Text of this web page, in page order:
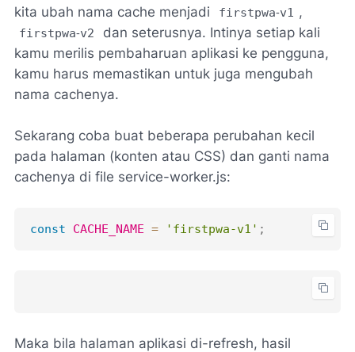
kita ubah nama cache menjadi
firstpwa-v1 ,
firstpwa-v2
dan seterusnya. Intinya setiap kali
kamu merilis pembaharuan aplikasi ke pengguna,
kamu harus memastikan untuk juga mengubah
nama cachenya.
Sekarang coba buat beberapa perubahan kecil
pada halaman (konten atau CSS) dan ganti nama
cachenya di file service-worker.js:
const CACHE_NAME = 'firstpwa-v1' ;
Maka bila halaman aplikasi di-refresh, hasil